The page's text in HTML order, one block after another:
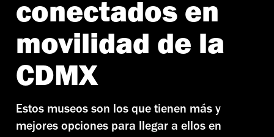
conectados en
movilidad de la
CDMX
Estos museos son los que tienen más y
mejores opciones para llegar a ellos en